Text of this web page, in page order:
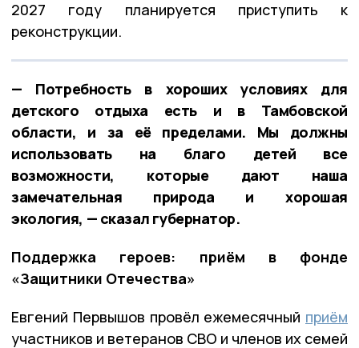
2027 году планируется приступить к
реконструкции.
— Потребность в хороших условиях для
детского отдыха есть и в Тамбовской
области, и за её пределами. Мы должны
использовать на благо детей все
возможности, которые дают наша
замечательная природа и хорошая
экология, — сказал губернатор.
Поддержка героев: приём в фонде
«Защитники Отечества»
Евгений Первышов провёл ежемесячный приём
участников и ветеранов СВО и членов их семей